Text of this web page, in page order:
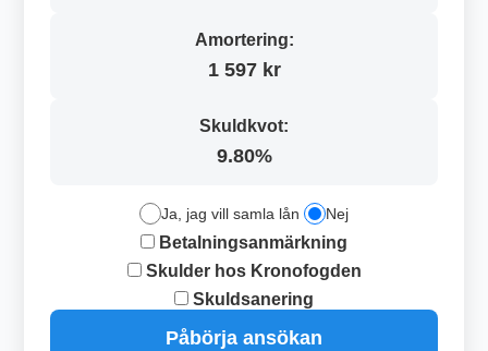
Amortering:
1 597 kr
Skuldkvot:
9.80%
Ja, jag vill samla lån Nej
Betalningsanmärkning
Skulder hos Kronofogden
Skuldsanering
Påbörja ansökan